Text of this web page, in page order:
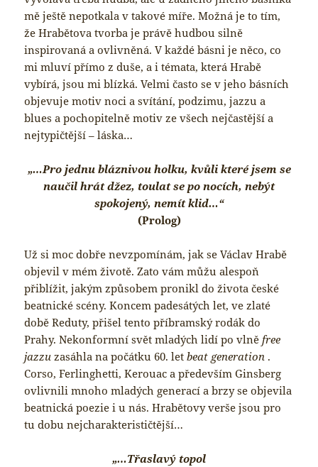
mě ještě nepotkala v takové míře. Možná je to tím,
že Hrabětova tvorba je právě hudbou silně
inspirovaná a ovlivněná. V každé básni je něco, co
mi mluví přímo z duše, a i témata, která Hrabě
vybírá, jsou mi blízká. Velmi často se v jeho básních
objevuje motiv noci a svítání, podzimu, jazzu a
blues a pochopitelně motiv ze všech nejčastější a
nejtypičtější – láska…
„…Pro jednu bláznivou holku, kvůli které jsem se
naučil hrát džez, toulat se po nocích, nebýt
spokojený, nemít klid…“
(Prolog)
Už si moc dobře nevzpomínám, jak se Václav Hrabě
objevil v mém životě. Zato vám můžu alespoň
přiblížit, jakým způsobem pronikl do života české
beatnické scény. Koncem padesátých let, ve zlaté
době Reduty, přišel tento příbramský rodák do
Prahy. Nekonformní svět mladých lidí po vlněfree
jazzu zasáhla na počátku 60. letbeat generation .
Corso, Ferlinghetti, Kerouac a především Ginsberg
ovlivnili mnoho mladých generací a brzy se objevila
beatnická poezie i u nás. Hrabětovy verše jsou pro
tu dobu nejcharakterističtější…
„…Třaslavý topol